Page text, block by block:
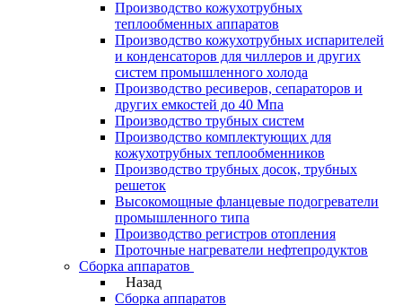
Производство кожухотрубных
теплообменных аппаратов
Производство кожухотрубных испарителей
и конденсаторов для чиллеров и других
систем промышленного холода
Производство ресиверов, сепараторов и
других емкостей до 40 Мпа
Производство трубных систем
Производство комплектующих для
кожухотрубных теплообменников
Производство трубных досок, трубных
решеток
Высокомощные фланцевые подогреватели
промышленного типа
Производство регистров отопления
Проточные нагреватели нефтепродуктов
Сборка аппаратов
Назад
Сборка аппаратов